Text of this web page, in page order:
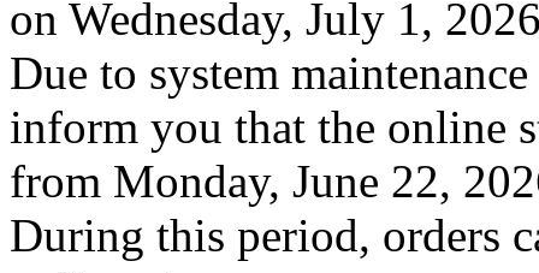
on Wednesday, July 1,
Due to system
inform you that the online
from Monday, June 22,
During this period, orders